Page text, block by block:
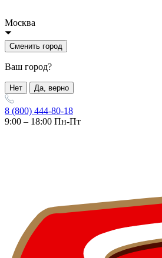
Москва
Сменить город
Ваш город?
Нет Да, верно
8 (800) 444-80-18
9:00 – 18:00 Пн-Пт